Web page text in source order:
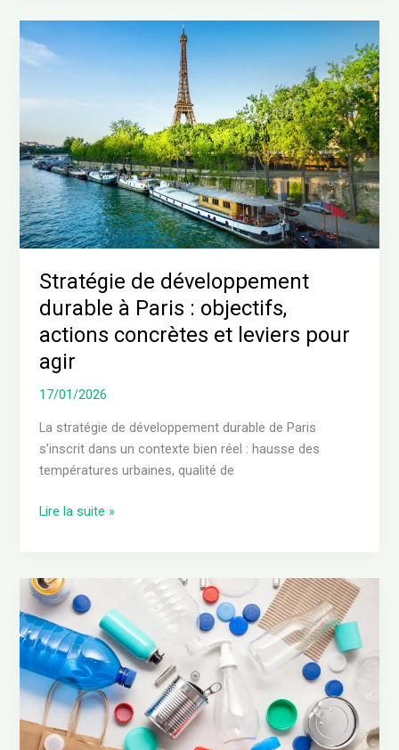
Stratégie de développement
durable à Paris : objectifs,
actions concrètes et leviers pour
agir
17/01/2026
La stratégie de développement durable de Paris
s’inscrit dans un contexte bien réel : hausse des
températures urbaines, qualité de
Stratégie
de
Paris
:
objectifs,
actions
concrètes
et
pour
agir
Lire la suite »
Reconnaître
les
plastiques
:
guide
pratique
pour
identifier